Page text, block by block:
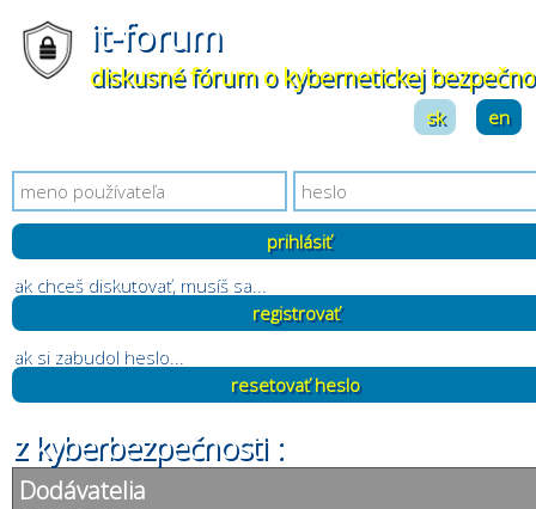
it-forum
diskusné fórum o kybernetickej
sk en
ak chceš diskutovať, musíš sa...
registrovať
ak si zabudol heslo...
resetovať heslo
z kyberbezpečnosti :
Dodávatelia